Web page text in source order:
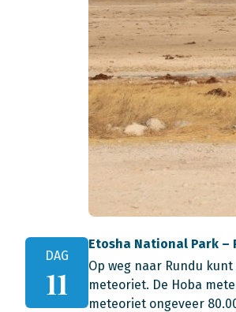
DAG
11
Etosha National Park –
Op weg naar Rundu
meteoriet. De Hoba
meteoriet ongeveer